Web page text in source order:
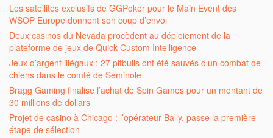
Les satellites exclusifs de GGPoker pour le Main Event des
WSOP Europe donnent son coup d’envoi
Deux casinos du Nevada procèdent au déploiement de la
plateforme de jeux de Quick Custom Intelligence
Jeux d’argent illégaux : 27 pitbulls ont été sauvés d’un combat de
chiens dans le comté de Seminole
Bragg Gaming finalise l’achat de Spin Games pour un montant de
30 millions de dollars
Projet de casino à Chicago : l’opérateur Bally, passe la première
étape de sélection